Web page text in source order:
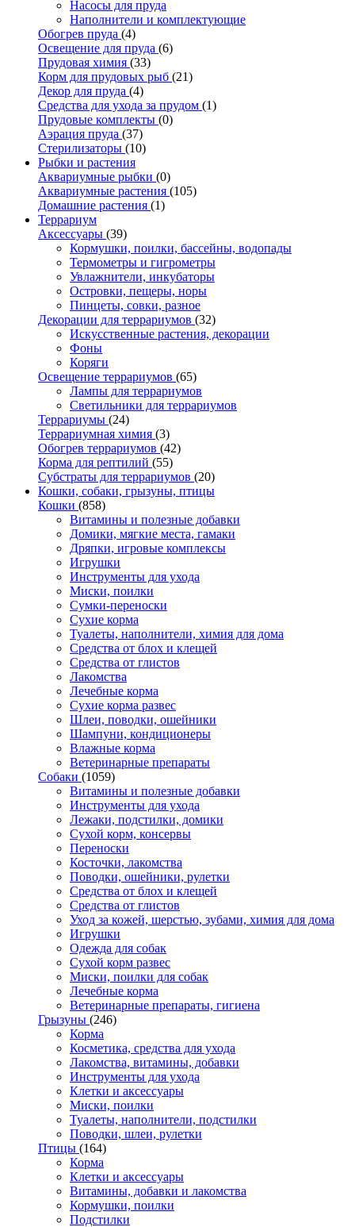
Насосы для пруда
Наполнители и комплектующие
Обогрев пруда (4)
Освещение для пруда (6)
Прудовая химия (33)
Корм для прудовых рыб (21)
Декор для пруда (4)
Средства для ухода за прудом (1)
Прудовые комплекты (0)
Аэрация пруда (37)
Стерилизаторы (10)
Рыбки и растения
Аквариумные рыбки (0)
Аквариумные растения (105)
Домашние растения (1)
Террариум
Аксессуары (39)
Кормушки, поилки, бассейны, водопады
Термометры и гигрометры
Увлажнители, инкубаторы
Островки, пещеры, норы
Пинцеты, совки, разное
Декорации для террариумов (32)
Искусственные растения, декорации
Фоны
Коряги
Освещение террариумов (65)
Лампы для террариумов
Светильники для террариумов
Террариумы (24)
Террариумная химия (3)
Обогрев террариумов (42)
Корма для рептилий (55)
Субстраты для террариумов (20)
Кошки, собаки, грызуны, птицы
Кошки (858)
Витамины и полезные добавки
Домики, мягкие места, гамаки
Дряпки, игровые комплексы
Игрушки
Инструменты для ухода
Миски, поилки
Сумки-переноски
Сухие корма
Туалеты, наполнители, химия для дома
Средства от блох и клещей
Средства от глистов
Лакомства
Лечебные корма
Сухие корма развес
Шлеи, поводки, ошейники
Шампуни, кондиционеры
Влажные корма
Ветеринарные препараты
Собаки (1059)
Витамины и полезные добавки
Инструменты для ухода
Лежаки, подстилки, домики
Сухой корм, консервы
Переноски
Косточки, лакомства
Поводки, ошейники, рулетки
Средства от блох и клещей
Средства от глистов
Уход за кожей, шерстью, зубами, химия для дома
Игрушки
Одежда для собак
Сухой корм развес
Миски, поилки для собак
Лечебные корма
Ветеринарные препараты, гигиена
Грызуны (246)
Корма
Косметика, средства для ухода
Лакомства, витамины, добавки
Инструменты для ухода
Клетки и аксессуары
Миски, поилки
Туалеты, наполнители, подстилки
Поводки, шлеи, рулетки
Птицы (164)
Корма
Клетки и аксессуары
Витамины, добавки и лакомства
Кормушки, поилки
Подстилки